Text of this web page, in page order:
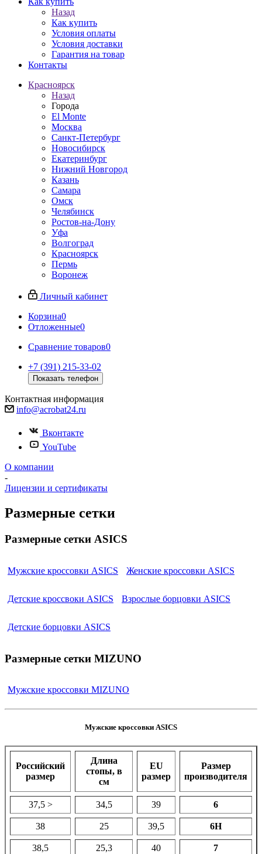
Назад
Как купить
Условия оплаты
Условия доставки
Гарантия на товар
Контакты
Красноярск
Назад
Города
El Monte
Москва
Санкт-Петербург
Новосибирск
Екатеринбург
Нижний Новгород
Казань
Самара
Омск
Челябинск
Ростов-на-Дону
Уфа
Волгоград
Красноярск
Пермь
Воронеж
Личный кабинет
Корзина0
Отложенные0
Сравнение товаров0
+7 (391) 215-33-02
Показать телефон
Контактная информация
info@acrobat24.ru
Вконтакте
YouTube
О компании
-
Лицензии и сертификаты
Размерные сетки
Размерные сетки ASICS
Мужские кроссовки ASICS Женские кроссовки ASICS
Детские кроссвоки ASICS Взрослые борцовки ASICS
Детские борцовки ASICS
Размерные сетки MIZUNO
Мужские кроссовки MIZUNO
Мужские кроссовки ASICS
Российский
размер
Длина
стопы, в
см
EU
размер
Размер
производителя
37,5 > 34,5 39 6
38 25 39,5 6H
38,5 25,3 40 7